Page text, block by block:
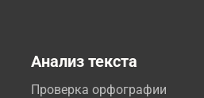
Анализ текста
Проверка орфографии